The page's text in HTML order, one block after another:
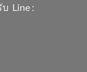
​Line :